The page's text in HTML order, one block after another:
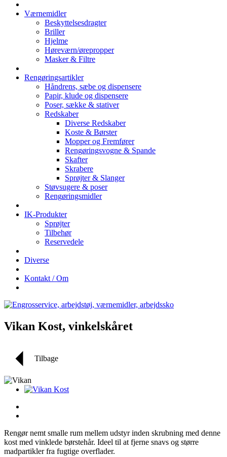
Værnemidler
Beskyttelsesdragter
Briller
Hjelme
Høreværn/ørepropper
Masker & Filtre
Rengøringsartikler
Håndrens, sæbe og dispensere
Papir, klude og dispensere
Poser, sække & stativer
Redskaber
Diverse Redskaber
Koste & Børster
Mopper og Fremfører
Rengøringsvogne & Spande
Skafter
Skrabere
Sprøjter & Slanger
Støvsugere & poser
Rengøringsmidler
IK-Produkter
Sprøjter
Tilbehør
Reservedele
Diverse
Kontakt / Om
Vikan Kost, vinkelskåret
Tilbage
Rengør nemt smalle rum mellem udstyr inden skrubning med denne
kost med vinklede børstehår. Ideel til at fjerne snavs og større
madpartikler fra fugtige overflader.